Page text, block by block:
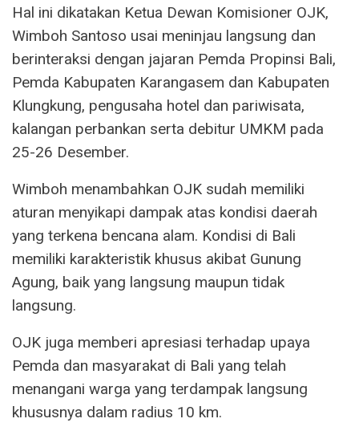
Hal ini dikatakan Ketua Dewan Komisioner OJK,
Wimboh Santoso usai meninjau langsung dan
berinteraksi dengan jajaran Pemda Propinsi Bali,
Pemda Kabupaten Karangasem dan Kabupaten
Klungkung, pengusaha hotel dan pariwisata,
kalangan perbankan serta debitur UMKM pada
25-26 Desember.
Wimboh menambahkan OJK sudah memiliki
aturan menyikapi dampak atas kondisi daerah
yang terkena bencana alam. Kondisi di Bali
memiliki karakteristik khusus akibat Gunung
Agung, baik yang langsung maupun tidak
langsung.
OJK juga memberi apresiasi terhadap upaya
Pemda dan masyarakat di Bali yang telah
menangani warga yang terdampak langsung
khususnya dalam radius 10 km.